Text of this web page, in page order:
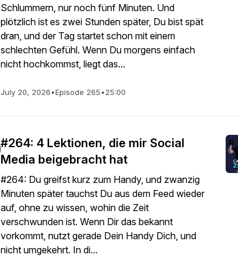
Schlummern, nur noch fünf Minuten. Und
plötzlich ist es zwei Stunden später, Du bist spät
dran, und der Tag startet schon mit einem
schlechten Gefühl. Wenn Du morgens einfach
nicht hochkommst, liegt das...
July 20, 2026•Episode 265•25:00
#264: 4 Lektionen, die mir Social
Media beigebracht hat
#264: Du greifst kurz zum Handy, und zwanzig
Minuten später tauchst Du aus dem Feed wieder
auf, ohne zu wissen, wohin die Zeit
verschwunden ist. Wenn Dir das bekannt
vorkommt, nutzt gerade Dein Handy Dich, und
nicht umgekehrt. In di...